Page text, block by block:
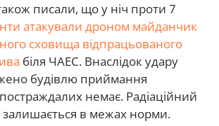
писали, що у ніч проти 7
атакували дроном майданчик
сховища відпрацьованого
біля ЧАЕС. Внаслідок удару
будівлю приймання
немає. Радіаційний
залишається в межах норми.